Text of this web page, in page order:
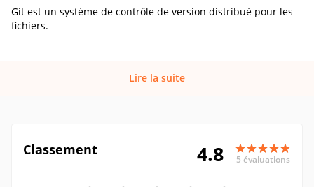
Git est un système de contrôle de version distribué pour les
fichiers.
Lire la suite
Classement 4.8 5 évaluations